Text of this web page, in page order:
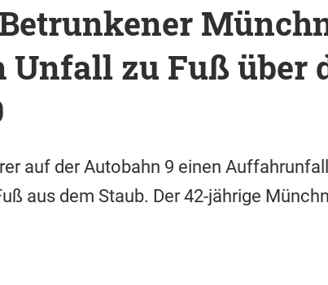
Unfall zu Fuß über
auf der Autobahn 9 einen
aus dem Staub. Der 42-jährige